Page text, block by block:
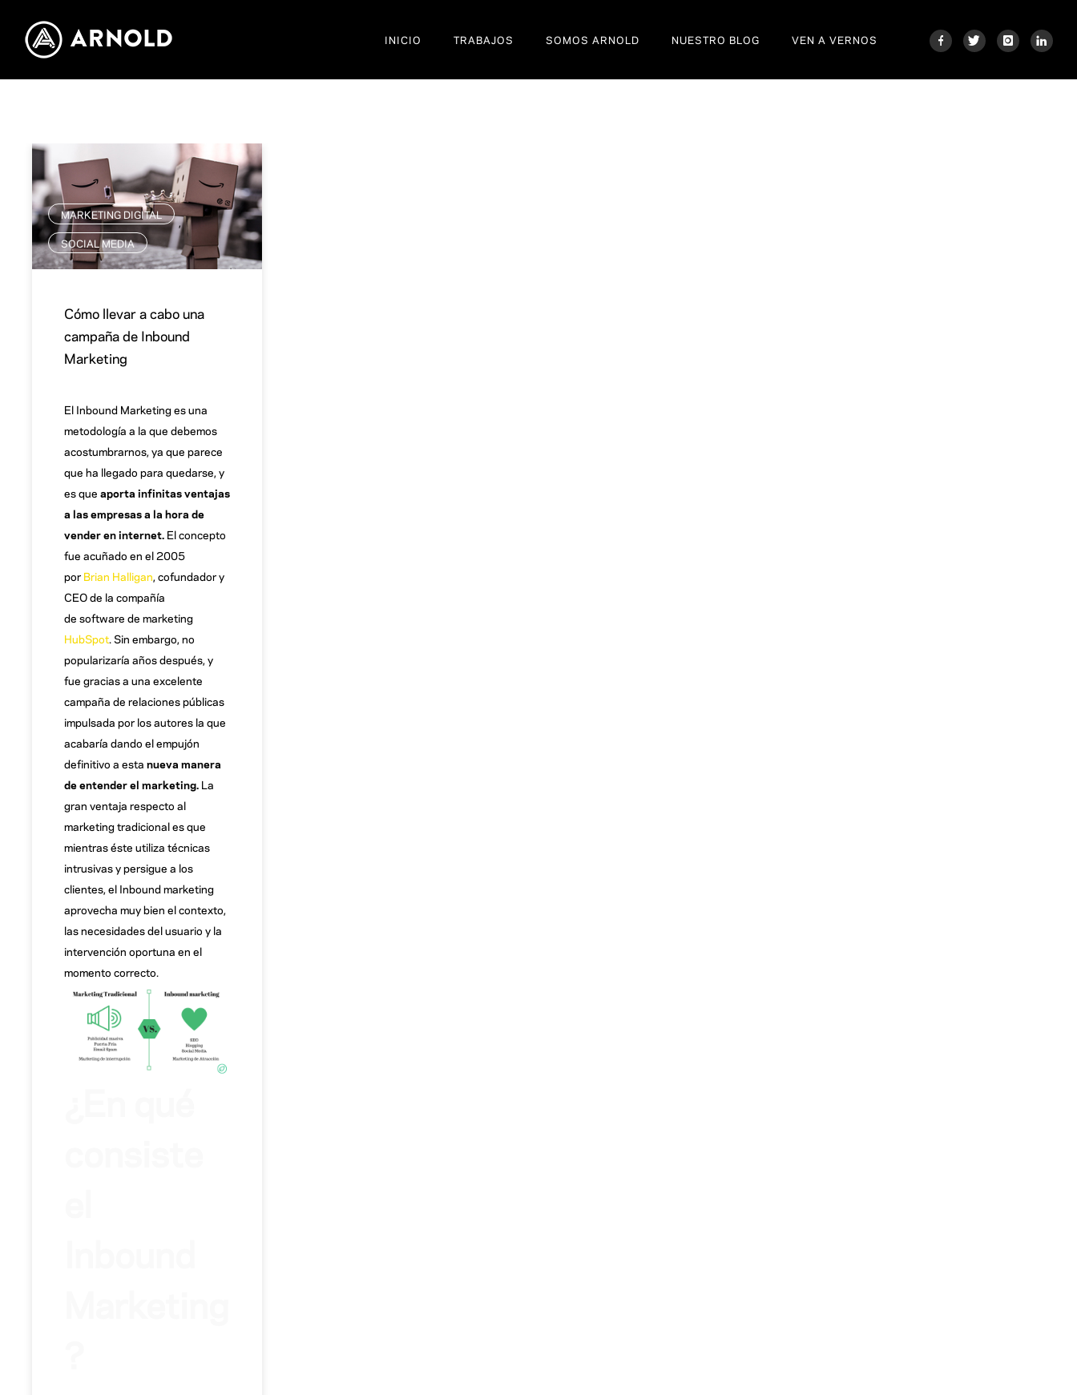
INICIO TRABAJOS SOMOS ARNOLD NUESTRO BLOG VEN A VERNOS
MARKETING DIGITAL ,
SOCIAL MEDIA
Cómo llevar a cabo una
campaña de Inbound
Marketing
El Inbound Marketing es una
metodología a la que debemos
acostumbrarnos, ya que parece
que ha llegado para quedarse, y
es que aporta infinitas ventajas
a las empresas a la hora de
vender en internet. El concepto
fue acuñado en el 2005
por Brian Halligan , cofundador y
CEO de la compañía
de software de marketing
HubSpot . Sin embargo, no
popularizaría años después, y
fue gracias a una excelente
campaña de relaciones públicas
impulsada por los autores la que
acabaría dando el empujón
definitivo a esta nueva manera
de entender el marketing. La
gran ventaja respecto al
marketing tradicional es que
mientras éste utiliza técnicas
intrusivas y persigue a los
clientes, el Inbound marketing
aprovecha muy bien el contexto,
las necesidades del usuario y la
intervención oportuna en el
momento correcto.